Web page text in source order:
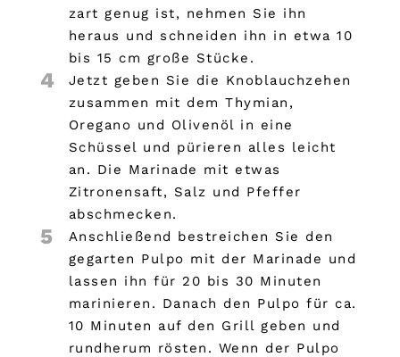
zart genug ist, nehmen Sie ihn
heraus und schneiden ihn in etwa 10
bis 15 cm große Stücke.
4
Jetzt geben Sie die Knoblauchzehen
zusammen mit dem Thymian,
Oregano und Olivenöl in eine
Schüssel und pürieren alles leicht
an. Die Marinade mit etwas
Zitronensaft, Salz und Pfeffer
abschmecken.
5
Anschließend bestreichen Sie den
gegarten Pulpo mit der Marinade und
lassen ihn für 20 bis 30 Minuten
marinieren. Danach den Pulpo für ca.
10 Minuten auf den Grill geben und
rundherum rösten. Wenn der Pulpo